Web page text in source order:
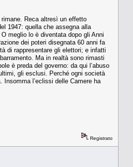
Reca altresì un effetto
1947: quella che assegna alla
meglio lo è diventata dopo gli Anni
dei poteri disegnata 60 anni fa
di rappresentare gli elettori; e infatti
Ma in realtà sono rimasti
è preda del governo: da qui l’abuso
gli esclusi. Perché ogni società
Insomma l’eclissi delle Camere ha
Registrato